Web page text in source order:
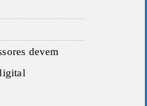
devem